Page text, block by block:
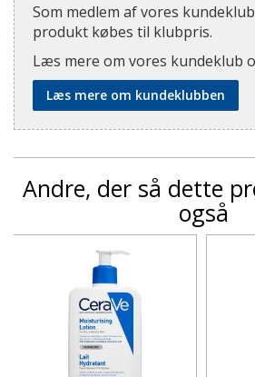
Som medlem af vores
produkt købes til klubpris.
Læs mere om vores kundeklub
Læs mere om kundeklubben
Andre, der så dette
også